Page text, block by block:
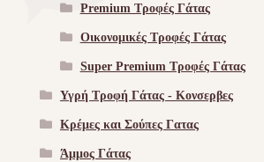
Premium Τροφές Γάτας
Οικονομικές Τροφές Γάτας
Super Premium Τροφές Γάτας
Υγρή Τροφή Γάτας - Kονσερβες
Κρέμες και Σούπες Γατας
Άμμος Γάτας